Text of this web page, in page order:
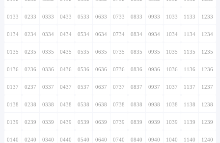
0133 0233 0333 0433 0533 0633 0733 0833 0933 1033 1133 1233
0134 0234 0334 0434 0534 0634 0734 0834 0934 1034 1134 1234
0135 0235 0335 0435 0535 0635 0735 0835 0935 1035 1135 1235
0136 0236 0336 0436 0536 0636 0736 0836 0936 1036 1136 1236
0137 0237 0337 0437 0537 0637 0737 0837 0937 1037 1137 1237
0138 0238 0338 0438 0538 0638 0738 0838 0938 1038 1138 1238
0139 0239 0339 0439 0539 0639 0739 0839 0939 1039 1139 1239
0140 0240 0340 0440 0540 0640 0740 0840 0940 1040 1140 1240